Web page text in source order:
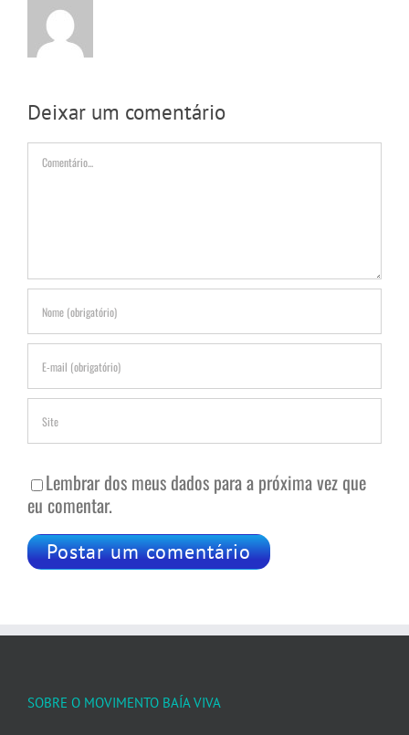
Deixar um comentário
Comentário
Lembrar dos meus dados para a próxima vez que
eu comentar.
SOBRE O MOVIMENTO BAÍA VIVA